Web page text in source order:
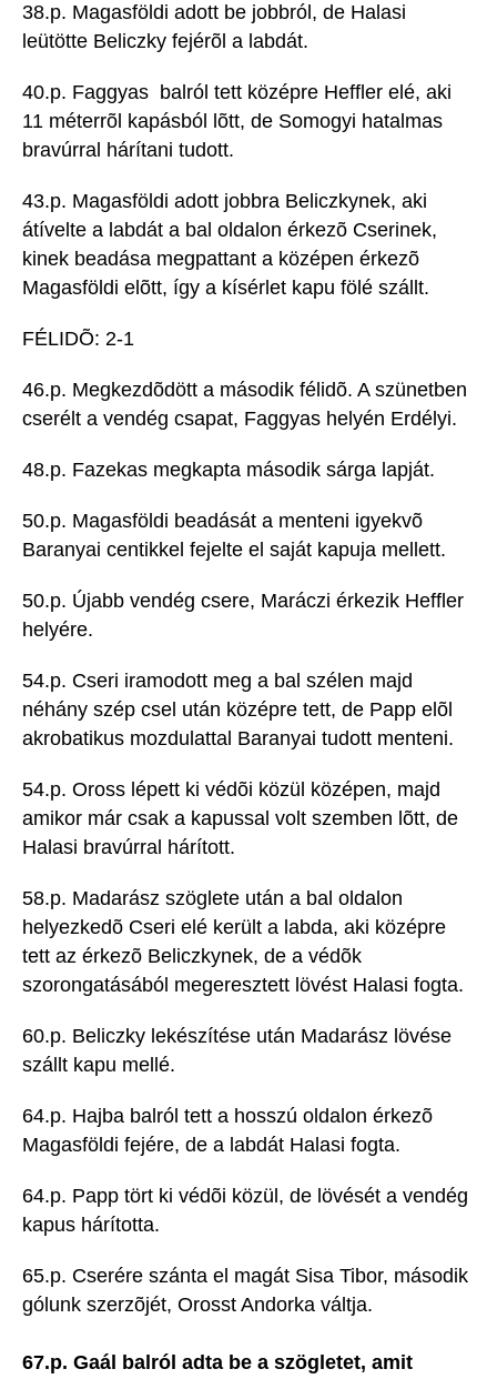
38.p. Magasföldi adott be jobbról, de Halasi
leütötte Beliczky fejérõl a labdát.
40.p. Faggyas balról tett középre Heffler elé, aki
11 méterrõl kapásból lõtt, de Somogyi hatalmas
bravúrral hárítani tudott.
43.p. Magasföldi adott jobbra Beliczkynek, aki
átívelte a labdát a bal oldalon érkezõ Cserinek,
kinek beadása megpattant a középen érkezõ
Magasföldi elõtt, így a kísérlet kapu fölé szállt.
FÉLIDÕ: 2-1
46.p. Megkezdõdött a második félidõ. A szünetben
cserélt a vendég csapat, Faggyas helyén Erdélyi.
48.p. Fazekas megkapta második sárga lapját.
50.p. Magasföldi beadását a menteni igyekvõ
Baranyai centikkel fejelte el saját kapuja mellett.
50.p. Újabb vendég csere, Maráczi érkezik Heffler
helyére.
54.p. Cseri iramodott meg a bal szélen majd
néhány szép csel után középre tett, de Papp elõl
akrobatikus mozdulattal Baranyai tudott menteni.
54.p. Oross lépett ki védõi közül középen, majd
amikor már csak a kapussal volt szemben lõtt, de
Halasi bravúrral hárított.
58.p. Madarász szöglete után a bal oldalon
helyezkedõ Cseri elé került a labda, aki középre
tett az érkezõ Beliczkynek, de a védõk
szorongatásából megeresztett lövést Halasi fogta.
60.p. Beliczky lekészítése után Madarász lövése
szállt kapu mellé.
64.p. Hajba balról tett a hosszú oldalon érkezõ
Magasföldi fejére, de a labdát Halasi fogta.
64.p. Papp tört ki védõi közül, de lövését a vendég
kapus hárította.
65.p. Cserére szánta el magát Sisa Tibor, második
gólunk szerzõjét, Orosst Andorka váltja.
67.p. Gaál balról adta be a szögletet, amit